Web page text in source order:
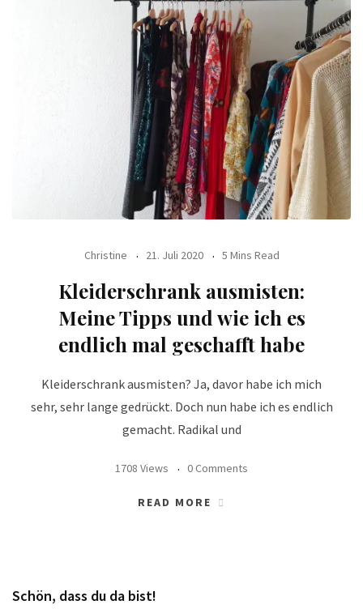
Christine 21. Juli 2020 5 Mins Read
Kleiderschrank ausmisten:
Meine Tipps und wie ich es
endlich mal geschafft habe
Kleiderschrank ausmisten? Ja, davor habe ich mich
sehr, sehr lange gedrückt. Doch nun habe ich es endlich
gemacht. Radikal und
1708 Views 0 Comments
READ MORE
Schön, dass du da bist!